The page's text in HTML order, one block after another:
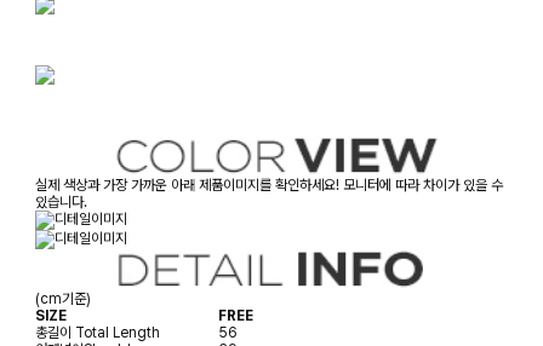
실제 색상과 가장 가까운 아래 제품이미지를 확인하세요! 모니터에 따라 차이가 있을 수
있습니다.
(cm기준)
SIZE
FREE
총길이 Total Length
56